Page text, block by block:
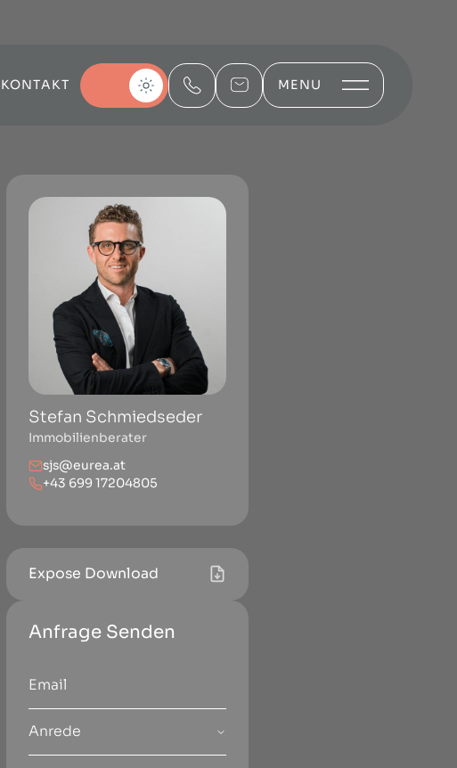
KONTAKT MENU
Stefan Schmiedseder
Immobilienberater
sjs@eurea.at
+43 699 17204805
Expose Download
Anfrage Senden
Anrede